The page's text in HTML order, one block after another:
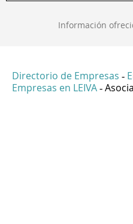
Información
Directorio de Empresas -
Empresas en LEIVA -